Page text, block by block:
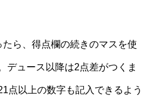
ら、得点欄の続きのマスを使
デュース以降は2点差がつくま
点以上の数字も記入できるよう